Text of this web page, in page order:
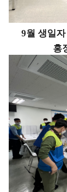
9월 생일
홍